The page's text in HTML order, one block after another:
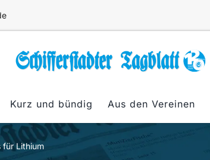
Kurz und bündig Aus den Vereinen
für Lithium